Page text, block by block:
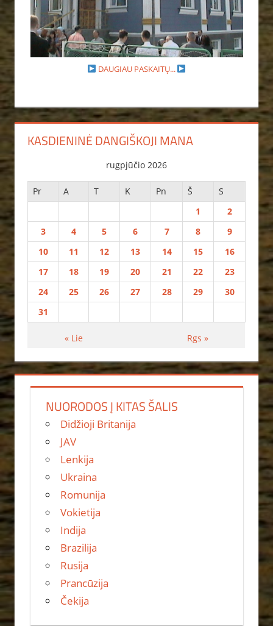
DAUGIAU PASKAITŲ...
KASDIENINĖ DANGIŠKOJI MANA
rugpjūčio 2026
Pr A T K Pn Š
S
1
2
3
4 5 6 7 8
9
10
11 12 13 14 15
16
17
18 19 20 21 22
23
24
25 26 27 28 29
30
31
« Lie Rgs »
NUORODOS Į KITAS ŠALIS
Didžioji Britanija
JAV
Lenkija
Ukraina
Romunija
Vokietija
Indija
Brazilija
Rusija
Prancūzija
Čekija